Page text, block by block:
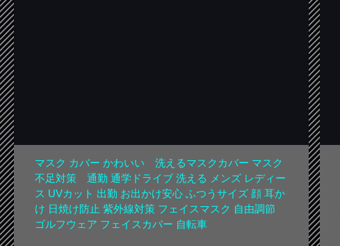
マスク カバー かわいい 洗えるマスクカバー マスク
不足対策 通勤 通学ドライブ 洗える メンズ レディー
ス UVカット 出勤 お出かけ安心 ふつうサイズ 顔 耳か
け 日焼け防止 紫外線対策 フェイスマスク 自由調節
ゴルフウェア フェイスカバー 自転車